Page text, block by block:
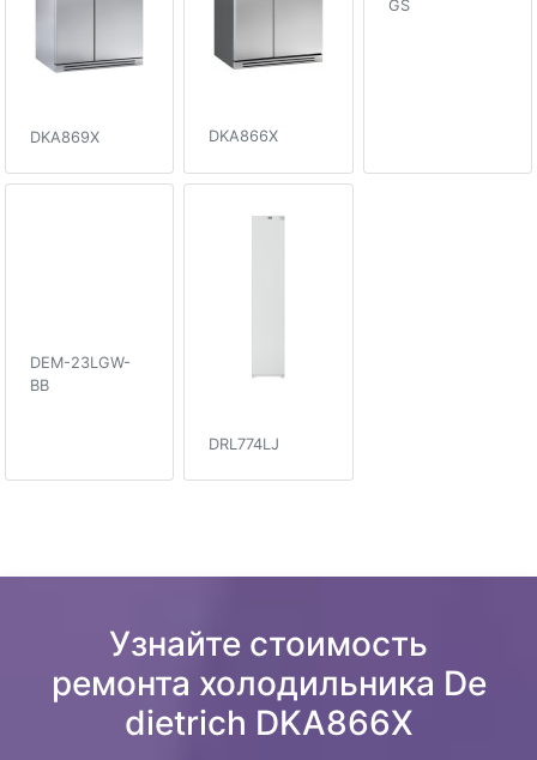
DKA869X DKA866X
GS
DEM-23LGW-
BB
DRL774LJ
Узнайте стоимость
ремонта холодильника De
dietrich DKA866X